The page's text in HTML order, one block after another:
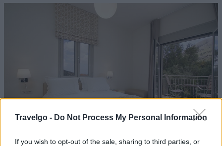
Travelgo - Do Not Process My Personal Information
If you wish to opt-out of the sale, sharing to third parties, or